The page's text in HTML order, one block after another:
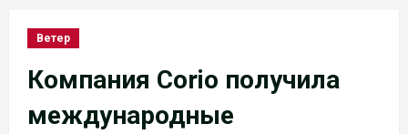
Ветер
Компания Corio получила
международные